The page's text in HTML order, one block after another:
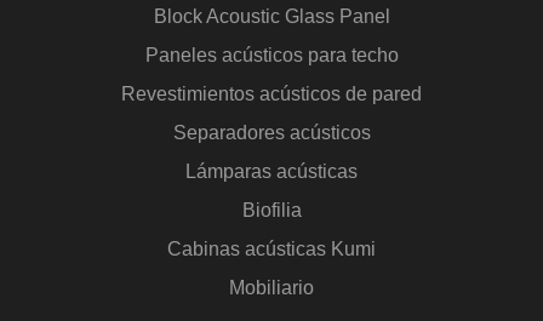
Block Acoustic Glass Panel
Paneles acústicos para techo
Revestimientos acústicos de pared
Separadores acústicos
Lámparas acústicas
Biofilia
Cabinas acústicas Kumi
Mobiliario